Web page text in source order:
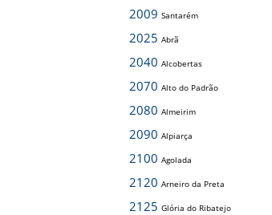
2009 Santarém
2025 Abrã
2040 Alcobertas
2070 Alto do Padrão
2080 Almeirim
2090 Alpiarça
2100 Agolada
2120 Arneiro da Preta
2125 Glória do Ribatejo